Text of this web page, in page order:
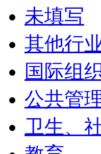
未填写
其他行
国际组
公共管
卫生、